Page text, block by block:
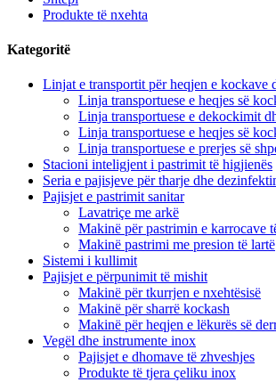
Produkte të nxehta
Kategoritë
Linjat e transportit për heqjen e kockave
Linja transportuese e heqjes së
Linja transportuese e dekockimit
Linja transportuese e heqjes së
Linja transportuese e prerjes së
Stacioni inteligjent i pastrimit të higjienës
Seria e pajisjeve për tharje dhe
Pajisjet e pastrimit sanitar
Lavatriçe me arkë
Makinë për pastrimin e karrocave
Makinë pastrimi me presion të lartë
Sistemi i kullimit
Pajisjet e përpunimit të mishit
Makinë për tkurrjen e nxehtësisë
Makinë për sharrë kockash
Makinë për heqjen e lëkurës së
Vegël dhe instrumente inox
Pajisjet e dhomave të zhveshjes
Produkte të tjera çeliku inox